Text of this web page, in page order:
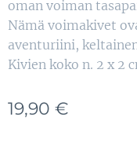
oman voiman
Nämä voimakivet
aventuriini,
Kivien koko n. 2 x 2
19,90 €